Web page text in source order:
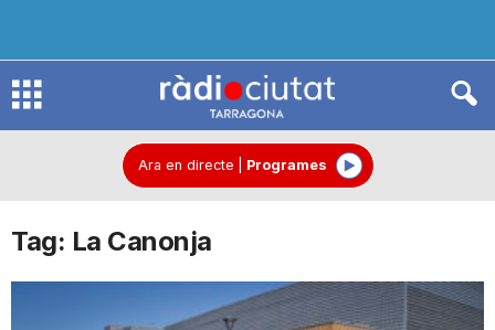
R
d
Ara en directe Programes
Tag: La Canonja